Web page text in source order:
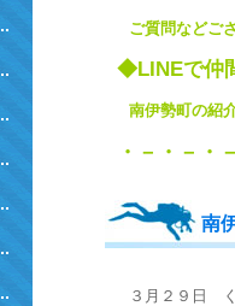
ご質問などご
◆LINEで
南伊勢町
・－・－・
南
３月２９日